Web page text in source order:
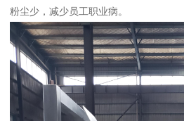
粉尘少，减少员工职业病。